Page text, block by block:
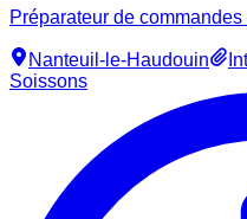
Préparateur de
Nanteuil-le-Haudouin
Soissons